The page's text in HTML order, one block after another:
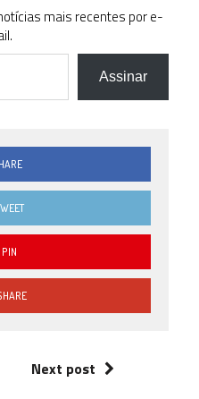
mais recentes por e-
Assinar
PIN
Next post